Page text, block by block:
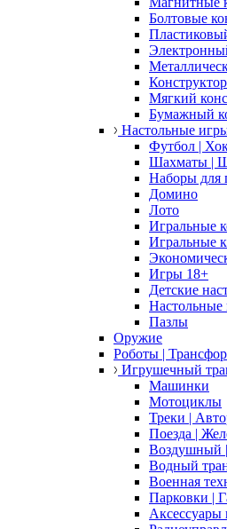
Болтовые
Мягкий
Бумажный
Настольные
Футбол |
Шахматы |
Наборы для
Домино
Лото
Игральные
Игральные
Игры 18+
Детские
Настольные
Пазлы
Оружие
Роботы |
Игрушечный
Машинки
Мотоциклы
Треки |
Поезда |
Воздушный |
Водный
Военная
Парковки |
Аксессуары